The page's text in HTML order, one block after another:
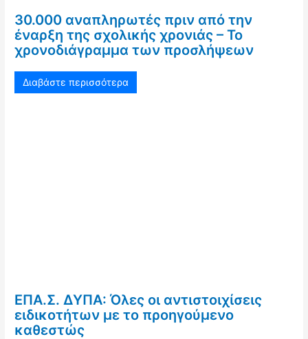
30.000 αναπληρωτές πριν από την
έναρξη της σχολικής χρονιάς – Το
χρονοδιάγραμμα των προσλήψεων
Διαβάστε περισσότερα
ΕΠΑ.Σ. ΔΥΠΑ: Όλες οι αντιστοιχίσεις
ειδικοτήτων με το προηγούμενο
καθεστώς